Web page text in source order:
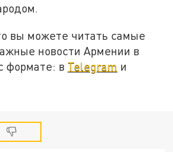
вы можете читать самые
новости Армении в
формате: в Telegram и